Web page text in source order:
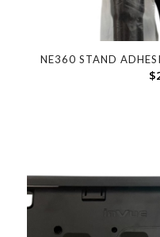
NE360 STAND
$